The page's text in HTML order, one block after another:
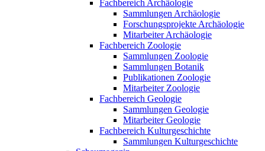
Fachbereich Archäologie
Sammlungen Archäologie
Forschungsprojekte Archäologie
Mitarbeiter Archäologie
Fachbereich Zoologie
Sammlungen Zoologie
Sammlungen Botanik
Publikationen Zoologie
Mitarbeiter Zoologie
Fachbereich Geologie
Sammlungen Geologie
Mitarbeiter Geologie
Fachbereich Kulturgeschichte
Sammlungen Kulturgeschichte